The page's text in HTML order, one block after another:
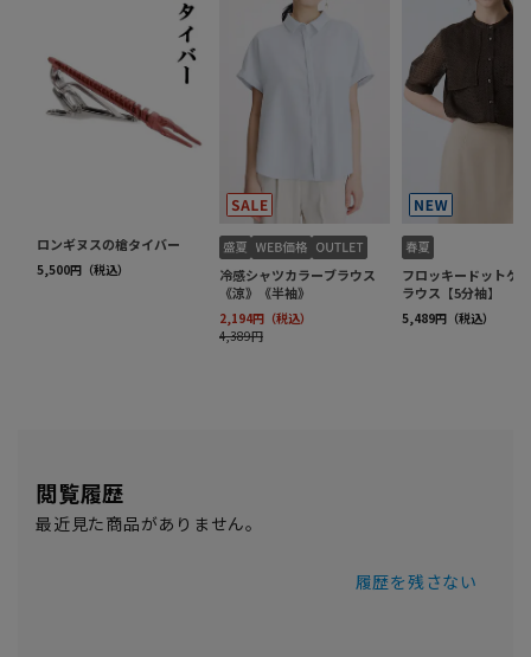
閲覧履歴
最近見た商品がありません。
履歴を残さない